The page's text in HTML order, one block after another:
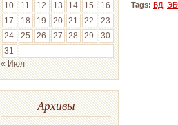
10 11 12 13 14 15
16
17
18 19 20 21 22
23
24
25 26 27 28 29
30
31
« Июл
Архивы
Tags: БД